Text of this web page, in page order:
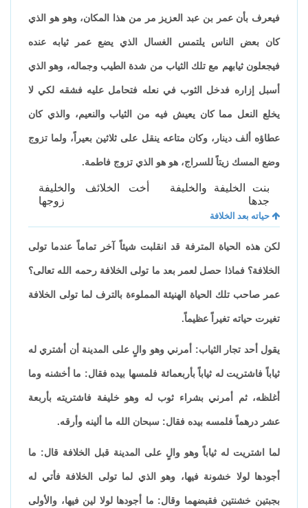
فيعرف بأن عمر بن عبد العزيز مر من هذا المكان، وهو هو الذي
كان بعض الناس يلتمس الغسال الذي يضع عمر ثيابه عنده
فيجعلون ثيابهم مع تلك الثياب من شدة الطيب وجماله، وهو الذي
أسبل إزاره فدخل الثوب في نعله فتحامل عليه فشقه لكي لا
يخلع النعل مما كان يعيش فيه من الثياب والنعيم، والذي كان
عطاؤه ألف دينار، وكان متاعه ينقل على ثلاثين بعيراً، ولما تزوج
وضع المسك زيتاً للسراج، هو هو الذي تزوج فاطمة.
بنت الخليفة والخليفة
جدها
أخت الخلائف والخليفة
زوجها
حياته بعد الخلافة
لكن هذه الحياة المترفة قد انقلبت شيئاً آخر تماماً عندما تولى
الخلافة؟ فماذا حصل لعمر بعد ما تولى الخلافة رحمه الله تعالى؟
عمر صاحب تلك الحياة الهنيئة المملوءة بالترف لما تولى الخلافة
تغيرت حياته تغيراً عظيماً.
يقول أحد تجار الثياب: أمرني وهو والٍ على المدينة أن أشتري له
ثياباً فاشتريت له ثياباً بأربعمائة فلمسها بيده فقال: ما أخشنه وما
أغلظه، ثم أمرني بشراء ثوب له وهو خليفة فاشتريته بأربعة
عشر درهماً فلمسه بيده فقال: سبحان الله ما ألينه وأرقه.
لما اشتريت له ثياباً وهو والٍ على المدينة قبل الخلافة قال: ما
أجودها لولا خشونة فيها، وهو الذي لما تولى الخلافة فأتي له
بجبتين خشنتين فقبضهما وقال: ما أجودها لولا لين فيها، والأولى